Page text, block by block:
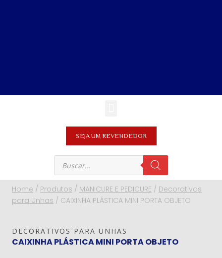
SEJA UM REVENDEDOR
Home / Produtos / MANICURE E PEDICURE / Decorativos
para Unhas / CAIXINHA PLÁSTICA MINI PORTA OBJETO
DECORATIVOS PARA UNHAS
CAIXINHA PLÁSTICA MINI PORTA OBJETO